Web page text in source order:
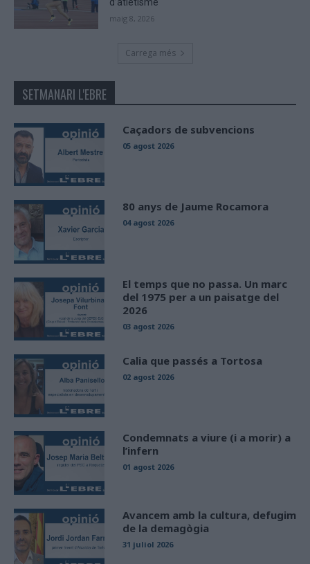
d’atletisme
maig 8, 2026
Carrega més
SETMANARI L'EBRE
Caçadors de subvencions
05 agost 2026
80 anys de Jaume Rocamora
04 agost 2026
El temps que no passa. Un marc
del 1975 per a un paisatge del
2026
03 agost 2026
Calia que passés a Tortosa
02 agost 2026
Condemnats a viure (i a morir) a
l’infern
01 agost 2026
Avancem amb la cultura, defugim
de la demagògia
31 juliol 2026